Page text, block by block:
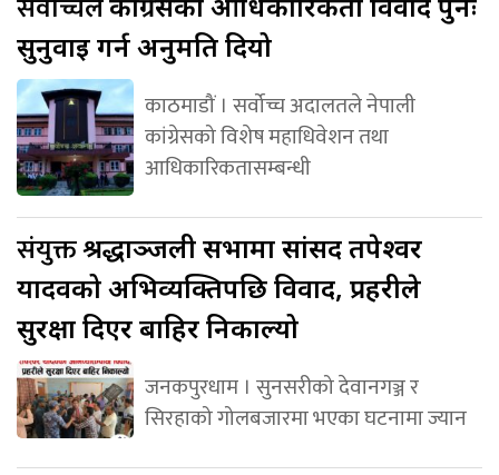
सर्वोच्चले
सुनुवाइ गर्न अनुमति दियो
काठमाडौं । सर्वोच्च अदालतले नेपाली
कांग्रेसको विशेष महाधिवेशन तथा
आधिकारिकतासम्बन्धी
संयुक्तश्रद्धाञ्जली सभामा सांसद तपेश्वर
यादवको अभिव्यक्तिपछि विवाद, प्रहरीले
सुरक्षा दिएर बाहिर निकाल्यो
जनकपुरधाम । सुनसरीको देवानगञ्ज र
सिरहाको गोलबजारमा भएका घटनामा ज्यान